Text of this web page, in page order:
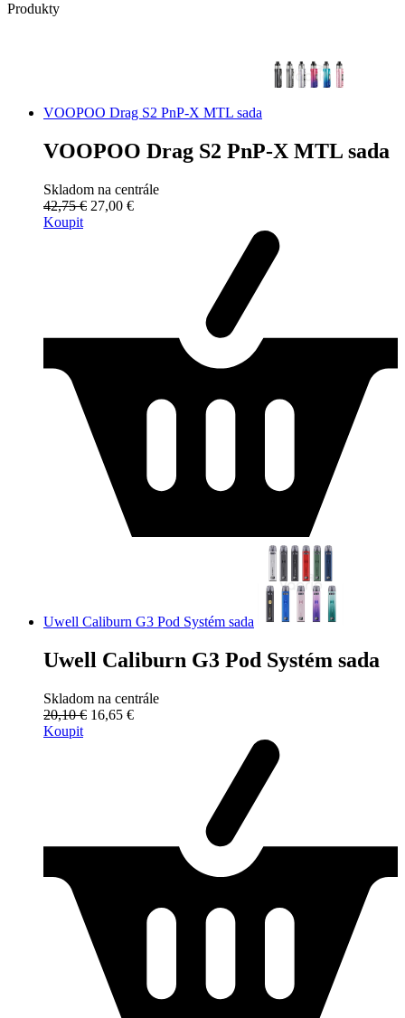
Produkty
VOOPOO Drag S2 PnP-X MTL sada
VOOPOO Drag S2 PnP-X MTL sada
Skladom na centrále
42,75 € 27,00 €
Koupit
Uwell Caliburn G3 Pod Systém sada
Uwell Caliburn G3 Pod Systém sada
Skladom na centrále
20,10 € 16,65 €
Koupit